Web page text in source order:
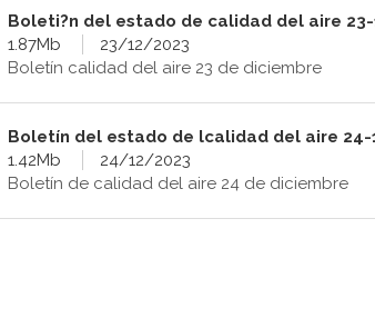
Boleti?n del estado de calidad del aire
1.87Mb
23/12/2023
Boletín calidad del aire 23 de diciembre
Boletín del estado de lcalidad del aire 24-
1.42Mb
24/12/2023
Boletín de calidad del aire 24 de diciembre